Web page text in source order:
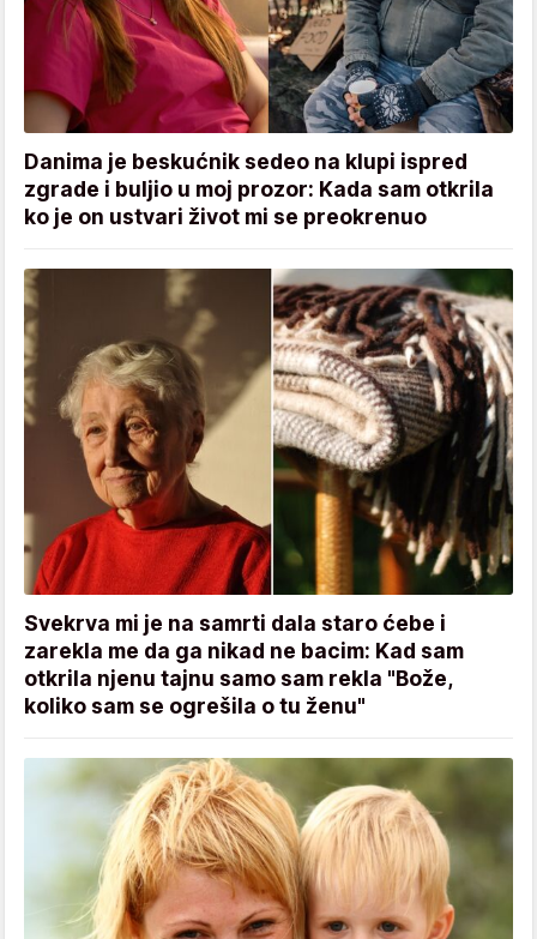
Danima je beskućnik sedeo na klupi ispred
zgrade i buljio u moj prozor: Kada sam otkrila
ko je on ustvari život mi se preokrenuo
Svekrva mi je na samrti dala staro ćebe i
zarekla me da ga nikad ne bacim: Kad sam
otkrila njenu tajnu samo sam rekla "Bože,
koliko sam se ogrešila o tu ženu"